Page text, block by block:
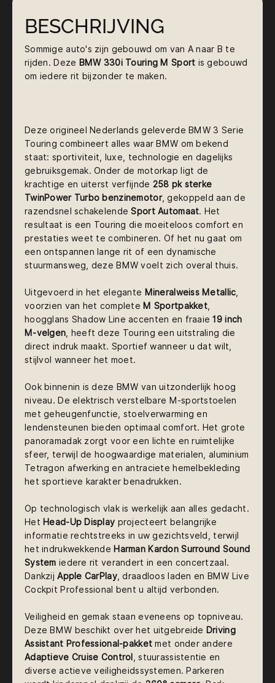
BESCHRIJVING
Sommige auto's zijn gebouwd om van A naar B te
rijden. Deze BMW 330i Touring M Sport is gebouwd
om iedere rit bijzonder te maken.
Deze origineel Nederlands geleverde BMW 3 Serie
Touring combineert alles waar BMW om bekend
staat: sportiviteit, luxe, technologie en dagelijks
gebruiksgemak. Onder de motorkap ligt de
krachtige en uiterst verfijnde 258 pk sterke
TwinPower Turbo benzinemotor, gekoppeld aan de
razendsnel schakelendeSport Automaat. Het
resultaat is een Touring die moeiteloos comfort en
prestaties weet te combineren. Of het nu gaat om
een ontspannen lange rit of een dynamische
stuurmansweg, deze BMW voelt zich overal thuis.
Uitgevoerd in het elegante Mineralweiss Metallic
voorzien van het complete M Sportpakket,
hoogglans Shadow Line accenten en fraaie19 inch
M-velgen , heeft deze Touring een uitstraling die
direct indruk maakt. Sportief wanneer u dat wilt,
stijlvol wanneer het moet.
Ook binnenin is deze BMW van uitzonderlijk hoog
niveau. De elektrisch verstelbare M-sportstoelen
met geheugenfunctie, stoelverwarming en
lendensteunen bieden optimaal comfort. Het grote
panoramadak zorgt voor een lichte en ruimtelijke
sfeer, terwijl de hoogwaardige materialen, aluminium
Tetragon afwerking en antraciete hemelbekleding
het sportieve karakter benadrukken.
Op technologisch vlak is werkelijk aan alles gedacht.
Het Head-Up Display projecteert belangrijke
informatie rechtstreeks in uw gezichtsveld, terwijl
het indrukwekkende Harman Kardon Surround Sound
System iedere rit verandert in een concertzaal.
DankzijApple CarPlay, draadloos laden en BMW Live
Cockpit Professional bent u altijd verbonden.
Veiligheid en gemak staan eveneens op topniveau.
Deze BMW beschikt over het uitgebreide Driving
Assistant Professional-pakket met onder andere
Adaptieve Cruise Control
, stuurassistentie en
diverse actieve veiligheidssystemen. Parkeren